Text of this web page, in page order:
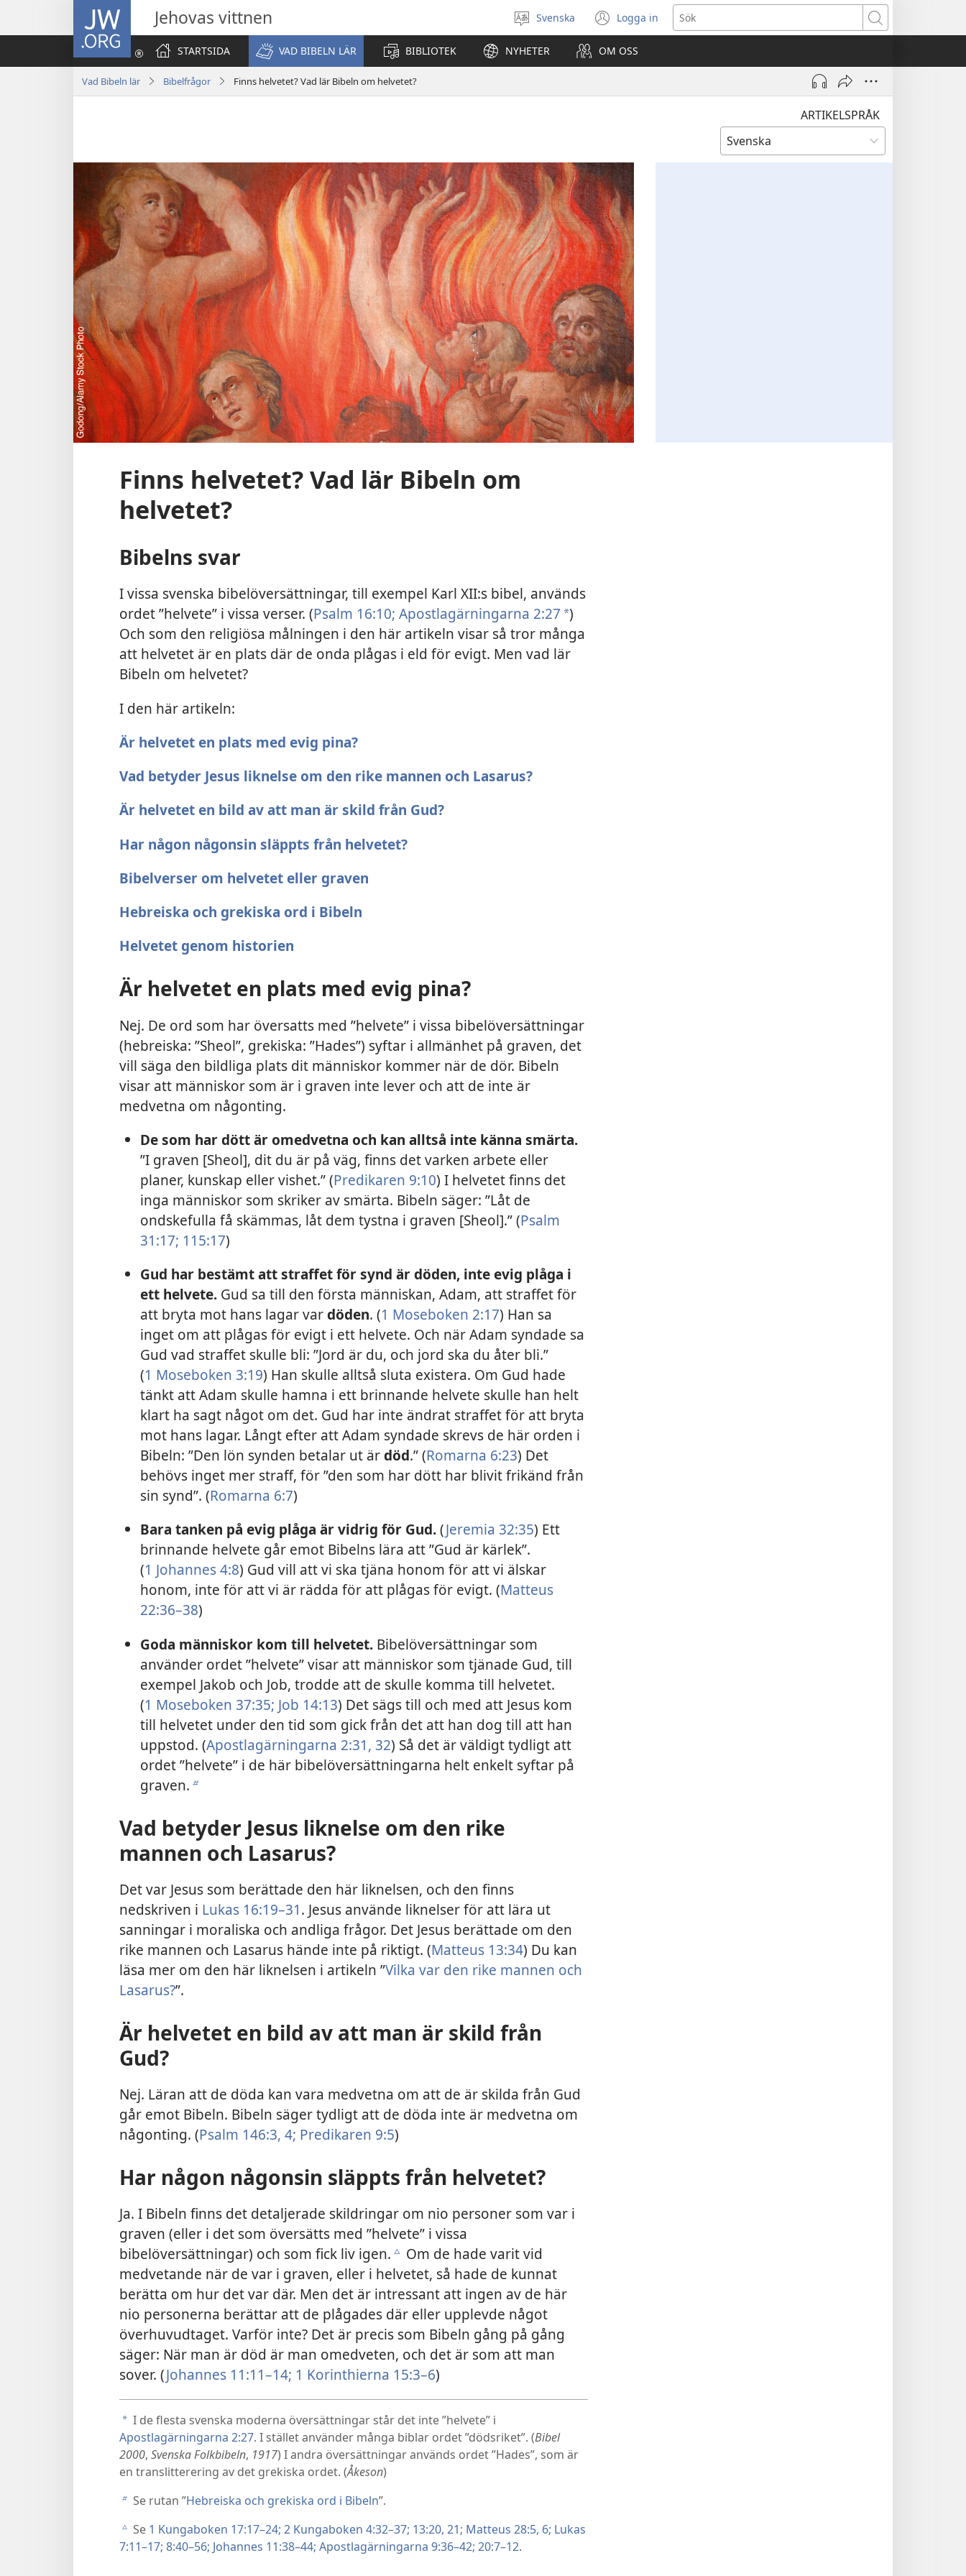
JW.ORG Jehovas vittnen
Välj
språk
Svenska Logga in
(öppnar
nytt
fönster)
Sök
STARTSIDA
VAD BIBELN LÄR BIBLIOTEK NYHETER OM OSS
Vad Bibeln lär Bibelfrågor Finns helvetet? Vad lär Bibeln om helvetet?
ARTIKELSPRÅK
Finns helvetet? Vad lär Bibeln om
helvetet?
Bibelns svar
I vissa svenska bibelöversättningar, till exempel Karl XII:s bibel, används
ordet ”helvete” i vissa verser. (Psalm 16:10; Apostlagärningarna 2:27 a)
Och som den religiösa målningen i den här artikeln visar så tror många
att helvetet är en plats där de onda plågas i eld för evigt. Men vad lär
Bibeln om helvetet?
I den här artikeln:
Är helvetet en plats med evig pina?
Vad betyder Jesus liknelse om den rike mannen och Lasarus?
Är helvetet en bild av att man är skild från Gud?
Har någon någonsin släppts från helvetet?
Bibelverser om helvetet eller graven
Hebreiska och grekiska ord i Bibeln
Helvetet genom historien
Är helvetet en plats med evig pina?
Nej. De ord som har översatts med ”helvete” i vissa bibelöversättningar
(hebreiska: ”Sheol”, grekiska: ”Hades”) syftar i allmänhet på graven, det
vill säga den bildliga plats dit människor kommer när de dör. Bibeln
visar att människor som är i graven inte lever och att de inte är
medvetna om någonting.
De som har dött är omedvetna och kan alltså inte känna smärta.
”I graven [Sheol], dit du är på väg, finns det varken arbete eller
planer, kunskap eller vishet.” (Predikaren 9:10) I helvetet finns det
inga människor som skriker av smärta. Bibeln säger: ”Låt de
ondskefulla få skämmas, låt dem tystna i graven [Sheol].” (Psalm
31:17; 115:17)
Gud har bestämt att straffet för synd är döden, inte evig plåga i
ett helvete.Gud sa till den första människan, Adam, att straffet för
att bryta mot hans lagar var döden. (1 Moseboken 2:17) Han sa
inget om att plågas för evigt i ett helvete. Och när Adam syndade sa
Gud vad straffet skulle bli: ”Jord är du, och jord ska du åter bli.”
(1 Moseboken 3:19) Han skulle alltså sluta existera. Om Gud hade
tänkt att Adam skulle hamna i ett brinnande helvete skulle han helt
klart ha sagt något om det. Gud har inte ändrat straffet för att bryta
mot hans lagar. Långt efter att Adam syndade skrevs de här orden i
Bibeln: ”Den lön synden betalar ut är död.” (Romarna 6:23) Det
behövs inget mer straff, för ”den som har dött har blivit frikänd från
sin synd”. (Romarna 6:7)
Bara tanken på evig plåga är vidrig för Gud.(Jeremia 32:35) Ett
brinnande helvete går emot Bibelns lära att ”Gud är kärlek”.
(1 Johannes 4:8) Gud vill att vi ska tjäna honom för att vi älskar
honom, inte för att vi är rädda för att plågas för evigt. (Matteus
22:36–38)
Goda människor kom till helvetet.Bibelöversättningar som
använder ordet ”helvete” visar att människor som tjänade Gud, till
exempel Jakob och Job, trodde att de skulle komma till helvetet.
(1 Moseboken 37:35; Job 14:13) Det sägs till och med att Jesus kom
till helvetet under den tid som gick från det att han dog till att han
uppstod. (Apostlagärningarna 2:31, 32) Så det är väldigt tydligt att
ordet ”helvete” i de här bibelöversättningarna helt enkelt syftar på
graven. b
Vad betyder Jesus liknelse om den rike
mannen och Lasarus?
Det var Jesus som berättade den här liknelsen, och den finns
nedskriven i Lukas 16:19–31. Jesus använde liknelser för att lära ut
sanningar i moraliska och andliga frågor. Det Jesus berättade om den
rike mannen och Lasarus hände inte på riktigt. (Matteus 13:34) Du kan
läsa mer om den här liknelsen i artikeln ”Vilka var den rike mannen och
Lasarus?”.
Är helvetet en bild av att man är skild från
Gud?
Nej. Läran att de döda kan vara medvetna om att de är skilda från Gud
går emot Bibeln. Bibeln säger tydligt att de döda inte är medvetna om
någonting. (Psalm 146:3, 4; Predikaren 9:5)
Har någon någonsin släppts från helvetet?
Ja. I Bibeln finns det detaljerade skildringar om nio personer som var i
graven (eller i det som översätts med ”helvete” i vissa
bibelöversättningar) och som fick liv igen. c Om de hade varit vid
medvetande när de var i graven, eller i helvetet, så hade de kunnat
berätta om hur det var där. Men det är intressant att ingen av de här
nio personerna berättar att de plågades där eller upplevde något
överhuvudtaget. Varför inte? Det är precis som Bibeln gång på gång
säger: När man är död är man omedveten, och det är som att man
sover. (Johannes 11:11–14; 1 Korinthierna 15:3–6)
a I de flesta svenska moderna översättningar står det inte ”helvete” i
Apostlagärningarna 2:27. I stället använder många biblar ordet ”dödsriket”. (Bibel
2000, Svenska Folkbibeln, 1917) I andra översättningar används ordet ”Hades”, som är
en translitterering av det grekiska ordet. (Åkeson)
b Se rutan ”Hebreiska och grekiska ord i Bibeln”.
c Se 1 Kungaboken 17:17–24; 2 Kungaboken 4:32–37; 13:20, 21; Matteus 28:5, 6; Lukas
7:11–17; 8:40–56; Johannes 11:38–44; Apostlagärningarna 9:36–42; 20:7–12.